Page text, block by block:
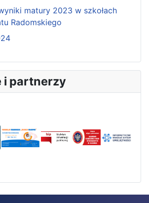
matury 2023 w szkołach
Radomskiego
i partnerzy